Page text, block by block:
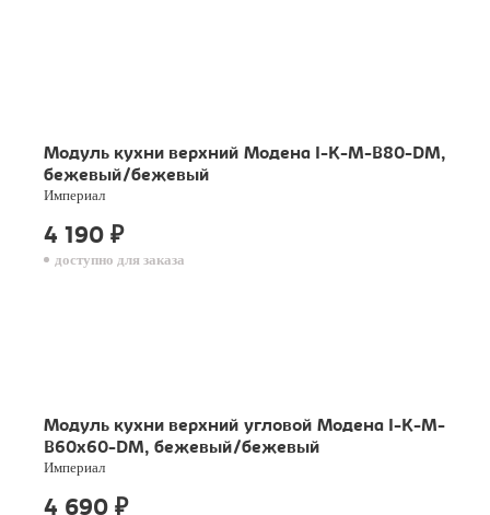
Модуль кухни верхний Модена I-K-M-B80-DM,
бежевый/бежевый
Империал
4 190 ₽
доступно для заказа
Модуль кухни верхний угловой Модена I-K-M-
B60x60-DM, бежевый/бежевый
Империал
4 690